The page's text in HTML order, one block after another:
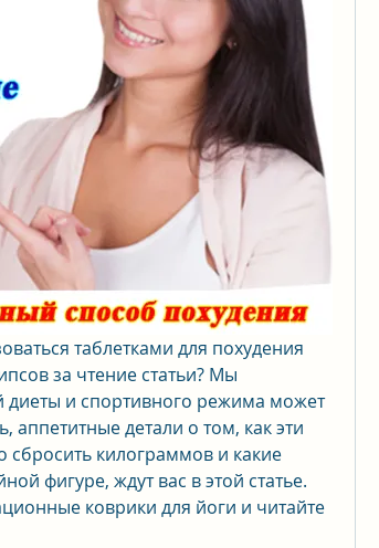
таблетками для похудения
за чтение статьи? Мы
и спортивного режима может
аппетитные детали о том, как эти
сбросить килограммов и какие
фигуре, ждут вас в этой статье.
коврики для йоги и читайте